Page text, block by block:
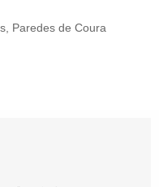
Paredes de Coura